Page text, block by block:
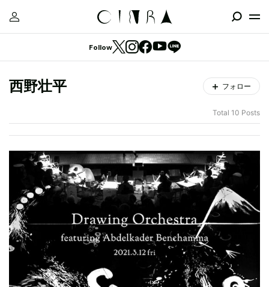
Follow
西野壮平 フォロー
Total 10 Posts